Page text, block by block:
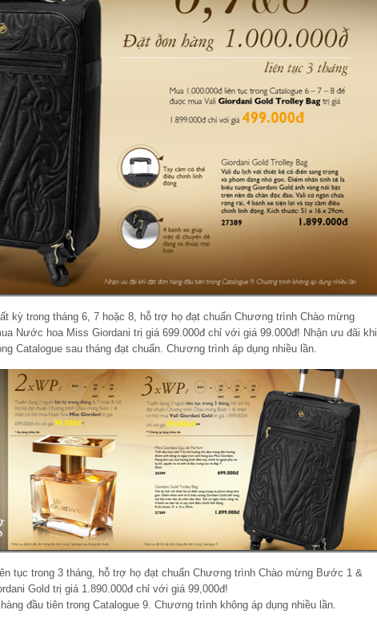
kỳ trong tháng 6, 7 hoặc 8, hỗ trợ họ đạt chuẩn Chương trình Chào mừng
Nước hoa Miss Giordani trị giá 699.000đ chỉ với giá 99.000đ! Nhận ưu đãi khi
Catalogue sau tháng đạt chuẩn. Chương trình áp dụng nhiều lần.
tục trong 3 tháng, hỗ trợ họ đạt chuẩn Chương trình Chào mừng Bước 1 &
Gold trị giá 1.890.000đ chỉ với giá 99,000đ!
đầu tiên trong Catalogue 9. Chương trình không áp dụng nhiều lần.